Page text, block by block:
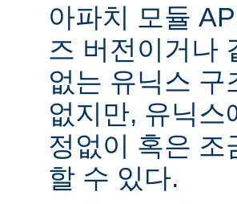
아파치 모듈
즈 버전이거나
없는 유닉스
없지만, 유닉
정없이 혹은 조
할 수 있다.